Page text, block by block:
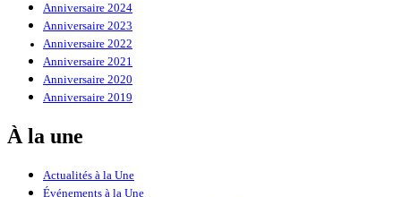
Anniversaire 2024
Anniversaire 2023
Anniversaire 2022
Anniversaire 2021
Anniversaire 2020
Anniversaire 2019
À la une
Actualités à la Une
Événements à la Une